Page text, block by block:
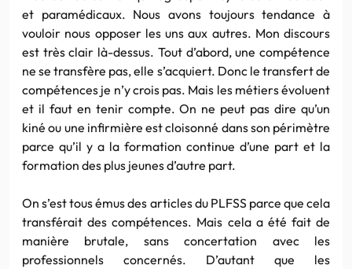
et paramédicaux. Nous avons toujours tendance à
vouloir nous opposer les uns aux autres. Mon discours
est très clair là-dessus. Tout d’abord, une compétence
ne se transfère pas, elle s’acquiert. Donc le transfert de
compétences je n’y crois pas. Mais les métiers évoluent
et il faut en tenir compte. On ne peut pas dire qu’un
kiné ou une infirmière est cloisonné dans son périmètre
parce qu’il y a la formation continue d’une part et la
formation des plus jeunes d’autre part.
On s’est tous émus des articles du PLFSS parce que cela
transférait des compétences. Mais cela a été fait de
manière brutale, sans concertation avec les
professionnels concernés. D’autant que les